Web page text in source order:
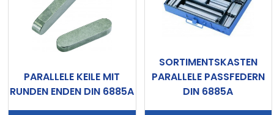
Mein
Konto
Wagen
Kontakt
PARALLELE KEILE MIT
RUNDEN ENDEN DIN 6885A
SORTIMENTSKASTEN
PARALLELE PASSFEDERN
DIN 6885A